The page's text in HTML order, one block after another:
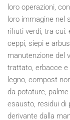
loro operazioni,
loro immagine nel
rifiuti verdi, tra cui:
ceppi, siepi e
manutenzione del
trattato, erbacce
legno, compost
da potature,
esausto, residui di
derivante dalla